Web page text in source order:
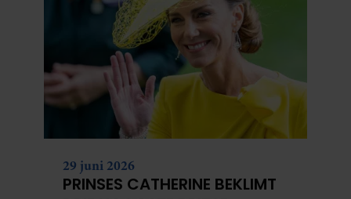
29 juni 2026
PRINSES CATHERINE BEKLIMT